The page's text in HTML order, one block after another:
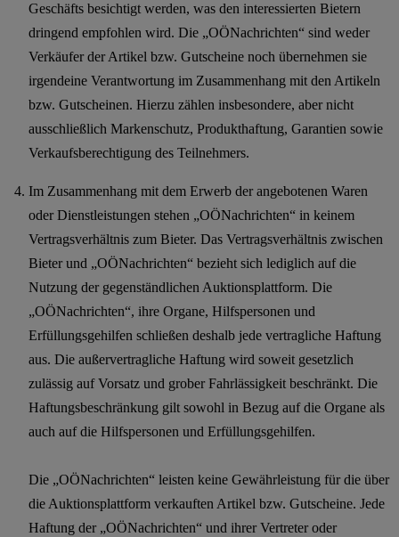
Geschäfts besichtigt werden, was den interessierten Bietern
dringend empfohlen wird. Die „OÖNachrichten“ sind weder
Verkäufer der Artikel bzw. Gutscheine noch übernehmen sie
irgendeine Verantwortung im Zusammenhang mit den Artikeln
bzw. Gutscheinen. Hierzu zählen insbesondere, aber nicht
ausschließlich Markenschutz, Produkthaftung, Garantien sowie
Verkaufsberechtigung des Teilnehmers.
Im Zusammenhang mit dem Erwerb der angebotenen Waren
oder Dienstleistungen stehen „OÖNachrichten“ in keinem
Vertragsverhältnis zum Bieter. Das Vertragsverhältnis zwischen
Bieter und „OÖNachrichten“ bezieht sich lediglich auf die
Nutzung der gegenständlichen Auktionsplattform. Die
„OÖNachrichten“, ihre Organe, Hilfspersonen und
Erfüllungsgehilfen schließen deshalb jede vertragliche Haftung
aus. Die außervertragliche Haftung wird soweit gesetzlich
zulässig auf Vorsatz und grober Fahrlässigkeit beschränkt. Die
Haftungsbeschränkung gilt sowohl in Bezug auf die Organe als
auch auf die Hilfspersonen und Erfüllungsgehilfen.
Die „OÖNachrichten“ leisten keine Gewährleistung für die über
die Auktionsplattform verkauften Artikel bzw. Gutscheine. Jede
Haftung der „OÖNachrichten“ und ihrer Vertreter oder